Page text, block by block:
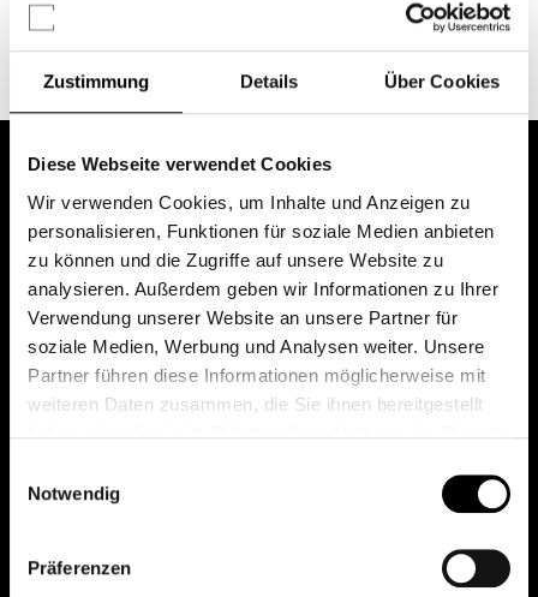
Zustimmung Details Über Cookies
Diese Webseite verwendet Cookies
Wir verwenden Cookies, um Inhalte und Anzeigen zu
personalisieren, Funktionen für soziale Medien anbieten
zu können und die Zugriffe auf unsere Website zu
analysieren. Außerdem geben wir Informationen zu Ihrer
Verwendung unserer Website an unsere Partner für
soziale Medien, Werbung und Analysen weiter. Unsere
Partner führen diese Informationen möglicherweise mit
weiteren Daten zusammen, die Sie ihnen bereitgestellt
Notwendig
Präferenzen
Chancen & Risiken
Das erste Depot in Österreich mit 0€ Kontoführung,
0€ Ausgabeaufschlag und 0€ Depotgebühren bei
knapp 2000 Fonds und 0€ Orderspesen.
All rights reserved.